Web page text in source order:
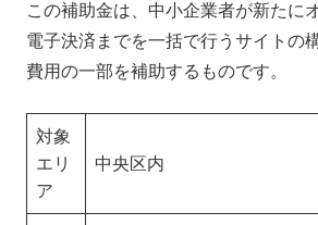
この補助金は、中小企業者が新たに
電子決済までを一括で行うサイトの
費用の一部を補助するものです。
対象
エリ
ア
中央区内